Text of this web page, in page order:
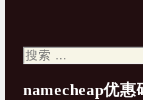
搜
namecheap优惠